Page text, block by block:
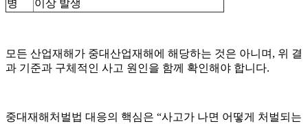
병
이상 발생
모든 산업재해가 중대산업재해에 해당하는 것은 아니며, 위 결
과 기준과 구체적인 사고 원인을 함께 확인해야 합니다.
중대재해처벌법 대응의 핵심은 “사고가 나면 어떻게 처벌되는